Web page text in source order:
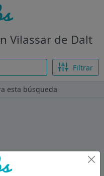
Vilassar de Dalt
Filtrar
esta búsqueda